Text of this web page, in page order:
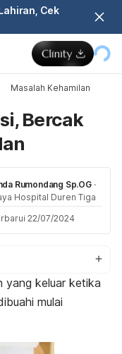
Cek
Masalah Kehamilan
Bercak
Rumondang Sp.OG ·
Hospital Duren Tiga
22/07/2024
yang keluar ketika
mulai